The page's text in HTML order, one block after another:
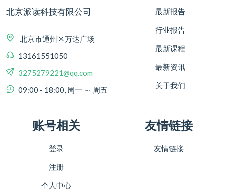
北京派读科技有限公司
北京市通州区万达广场
13161551050
3275279221@qq.com
09:00 - 18:00, 周一 ～ 周五
最新报告
行业报告
最新课程
最新资讯
关于我们
账号相关
登录
注册
个人中心
友情链接
友情链接